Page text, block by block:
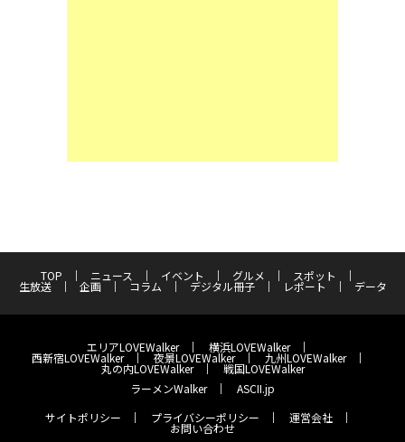
TOP ニュース イベント グルメ スポット
生放送 企画 コラム デジタル冊子 レポート データ
エリアLOVEWalker 横浜LOVEWalker
西新宿LOVEWalker 夜景LOVEWalker 九州LOVEWalker
丸の内LOVEWalker
戦国LOVEWalker
ラーメンWalker
ASCII.jp
サイトポリシー
プライバシーポリシー 運営会社
お問い合わせ